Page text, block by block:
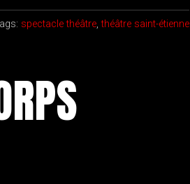
spectacle théâtre,théâtre saint-étienne